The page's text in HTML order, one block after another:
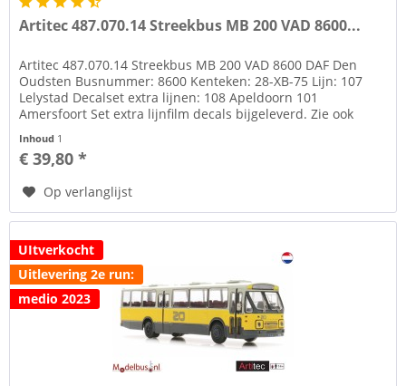
Artitec 487.070.14 Streekbus MB 200 VAD 8600...
Artitec 487.070.14 Streekbus MB 200 VAD 8600 DAF Den
Oudsten Busnummer: 8600 Kenteken: 28-XB-75 Lijn: 107
Lelystad Decalset extra lijnen: 108 Apeldoorn 101
Amersfoort Set extra lijnfilm decals bijgeleverd. Zie ook
Inhoud 1
€ 39,80 *
Op verlanglijst
UItverkocht
Uitlevering 2e run:
medio 2023